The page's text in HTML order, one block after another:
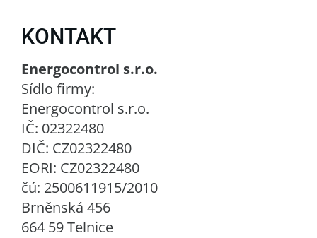
KONTAKT
Energocontrol s.r.o.
Sídlo firmy:
Energocontrol s.r.o.
IČ: 02322480
DIČ: CZ02322480
EORI: CZ02322480
čú: 2500611915/2010
Brněnská 456
664 59 Telnice